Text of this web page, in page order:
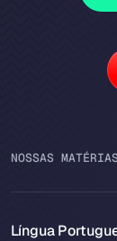
NOSSAS
Língua